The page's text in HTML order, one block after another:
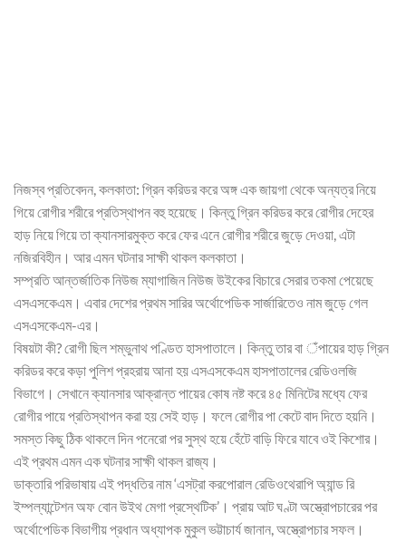
নিজস্ব প্রতিবেদন, কলকাতা: গ্রিন করিডর করে অঙ্গ এক জায়গা থেকে অন্যত্র নিয়ে
গিয়ে রোগীর শরীরে প্রতিস্থাপন বহু হয়েছে। কিন্তু গ্রিন করিডর করে রোগীর দেহের
হাড় নিয়ে গিয়ে তা ক্যানসারমুক্ত করে ফের এনে রোগীর শরীরে জুড়ে দেওয়া, এটা
নজিরবিহীন। আর এমন ঘটনার সাক্ষী থাকল কলকাতা।
সম্প্রতি আন্তর্জাতিক নিউজ ম্যাগাজিন নিউজ উইকের বিচারে সেরার তকমা পেয়েছে
এসএসকেএম। এবার দেশের প্রথম সারির অর্থোপেডিক সার্জারিতেও নাম জুড়ে গেল
এসএসকেএম-এর।
বিষয়টা কী? রোগী ছিল শম্ভুনাথ পণ্ডিত হাসপাতালে। কিন্তু তার বা ঁপায়ের হাড় গ্রিন
করিডর করে কড়া পুলিশ প্রহরায় আনা হয় এসএসকেএম হাসপাতালের রেডিওলজি
বিভাগে। সেখানে ক্যানসার আক্রান্ত পায়ের কোষ নষ্ট করে ৪৫ মিনিটের মধ্যে ফের
রোগীর পায়ে প্রতিস্থাপন করা হয় সেই হাড়। ফলে রোগীর পা কেটে বাদ দিতে হয়নি।
সমস্ত কিছু ঠিক থাকলে দিন পনেরো পর সুস্থ হয়ে হেঁটে বাড়ি ফিরে যাবে ওই কিশোর।
এই প্রথম এমন এক ঘটনার সাক্ষী থাকল রাজ্য।
ডাক্তারি পরিভাষায় এই পদ্ধতির নাম ‘এসট্রা করপোরাল রেডিওথেরাপি অ্যান্ড রি
ইম্পল্যান্টেশন অফ বোন উইথ মেগা প্রস্থেটিক’। প্রায় আট ঘণ্টা অস্ত্রোপচারের পর
অর্থোপেডিক বিভাগীয় প্রধান অধ্যাপক মুকুল ভট্টাচার্য জানান, অস্ত্রোপচার সফল।